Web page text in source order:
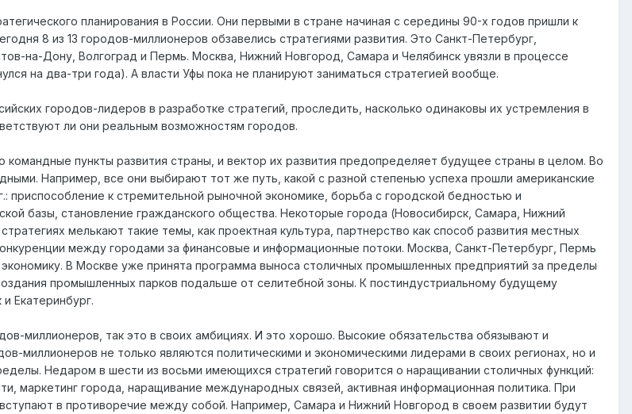
планирования в России. Они первыми в стране начиная с середины 90-х годов пришли к
8 из 13 городов-миллионеров обзавелись стратегиями развития. Это Санкт-Петербург,
на-Дону, Волгоград и Пермь. Москва, Нижний Новгород, Самара и Челябинск увязли в процессе
на два-три года). А власти Уфы пока не планируют заниматься стратегией вообще.
городов-лидеров в разработке стратегий, проследить, насколько одинаковы их устремления в
ли они реальным возможностям городов.
командные пункты развития страны, и вектор их развития предопределяет будущее страны в целом. Во
Например, все они выбирают тот же путь, какой с разной степенью успеха прошли американские
приспособление к стремительной рыночной экономике, борьба с городской бедностью и
базы, становление гражданского общества. Некоторые города (Новосибирск, Самара, Нижний
мелькают такие темы, как проектная культура, партнерство как способ развития местных
между городами за финансовые и информационные потоки. Москва, Санкт-Петербург, Пермь
В Москве уже принята программа выноса столичных промышленных предприятий за пределы
промышленных парков подальше от селитебной зоны. К постиндустриальному будущему
Екатеринбург.
миллионеров, так это в своих амбициях. И это хорошо. Высокие обязательства обязывают и
миллионеров не только являются политическими и экономическими лидерами в своих регионах, но и
Недаром в шести из восьми имеющихся стратегий говорится о наращивании столичных функций:
маркетинг города, наращивание международных связей, активная информационная политика. При
в противоречие между собой. Например, Самара и Нижний Новгород в своем развитии будут